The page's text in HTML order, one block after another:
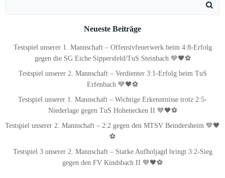
Neueste Beiträge
Testspiel unserer 1. Mannschaft – Offensivfeuerwerk beim 4:8-Erfolg
gegen die SG Eiche Sippersfeld/TuS Steinbach 💙🖤⚽
Testspiel unserer 2. Mannschaft – Verdienter 3:1-Erfolg beim TuS
Erfenbach 💙🖤⚽
Testspiel unserer 1. Mannschaft – Wichtige Erkenntnisse trotz 2:5-
Niederlage gegen TuS Hohenecken II 💙🖤⚽
Testspiel unserer 2. Mannschaft – 2:2 gegen den MTSV Beindersheim 💙🖤
⚽
Testspiel 3 unserer 2. Mannschaft – Starke Aufholjagd bringt 3:2-Sieg
gegen den FV Kindsbach II 💙🖤⚽